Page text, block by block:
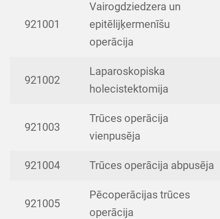
921001
Vairogdziedzera un
epitēlijķermenīšu
operācija
921002
Laparoskopiska
holecistektomija
921003
Trūces operācija
vienpusēja
921004 Trūces operācija abpusēja
921005
Pēcoperācijas trūces
operācija